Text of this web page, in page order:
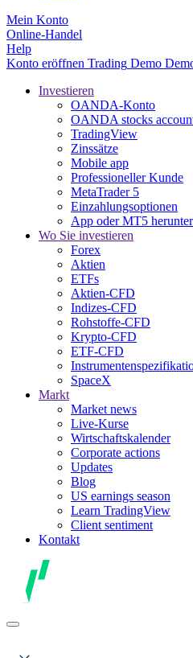
Mein Konto
Online-Handel
Help
Konto eröffnen Trading Demo
Investieren
OANDA-Konto
OANDA stocks
TradingView
Zinssätze
Mobile app
Professioneller Kunde
MetaTrader 5
Einzahlungsoptionen
App oder MT5
Wo Sie investieren
Forex
Aktien
ETFs
Aktien-CFD
Indizes-CFD
Rohstoffe-CFD
Krypto-CFD
ETF-CFD
SpaceX
Markt
Market news
Live-Kurse
Wirtschaftskalender
Corporate actions
Updates
Blog
US earnings season
Learn TradingView
Client sentiment
Kontakt